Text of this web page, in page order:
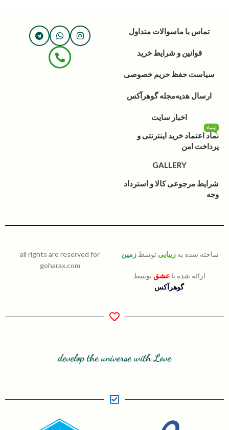
تماس با ماسوالات متداول
قوانین و شرایط خرید
سیاست حفظ حریم خصوصی
ارسال هدیهمجله گوهرآکس
اخبار سایت
نماد اعتماد خرید اینترنتی و
پرداخت امن
اینماد
GALLERY
شرایط مرجوعی کالا و استرداد
وجه
ساخته شده به زیبایی توسط زمین
ارائه شده باعشقتوسط
گوهرآکس
all rights are reserved for
goharax.com
develop the universe with Love